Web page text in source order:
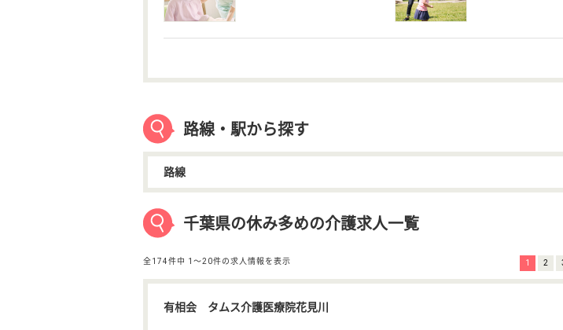
路線・駅から探す
路線
千葉県の休み多めの介護求人一覧
全174件中 1〜20件の求人情報を表示 1 2
有相会 タムス介護医療院花見川